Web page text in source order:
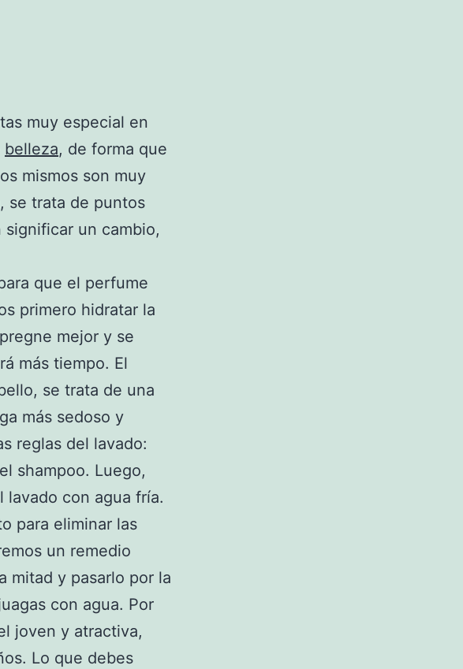
muy especial en
belleza, de forma que
mismos son muy
se trata de puntos
un cambio,
que el perfume
primero hidratar la
mejor y se
más tiempo. El
se trata de una
más sedoso y
reglas del lavado:
shampoo. Luego,
con agua fría.
para eliminar las
un remedio
mitad y pasarlo por la
con agua. Por
joven y atractiva,
Lo que debes